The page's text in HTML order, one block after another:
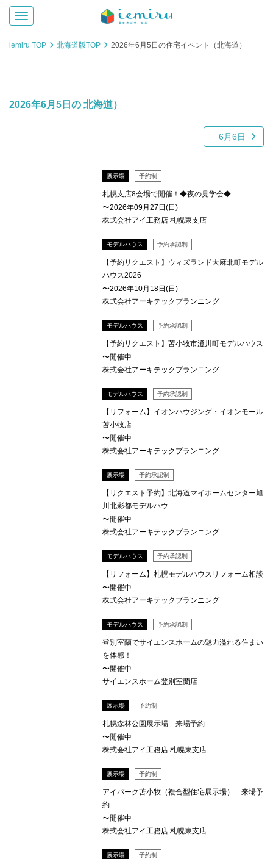
Toggle navigation
iemiru TOP 北海道版TOP 2026年6月5日の住宅イベント（北海道）
2026年6月5日の 北海道）
6月6日
展示場 予約制
札幌支店8会場で開催！◆夜の見学会◆
〜2026年09月27日(日)
株式会社アイ工務店 札幌東支店
モデルハウス 予約承認制
【予約リクエスト】ウィズランド大麻北町モデル
ハウス2026
〜2026年10月18日(日)
株式会社アーキテックプランニング
モデルハウス 予約承認制
【予約リクエスト】苫小牧市澄川町モデルハウス
〜開催中
株式会社アーキテックプランニング
モデルハウス 予約承認制
【リフォーム】イオンハウジング・イオンモール
苫小牧店
〜開催中
株式会社アーキテックプランニング
展示場 予約承認制
【リクエスト予約】北海道マイホームセンター旭
川北彩都モデルハウ...
〜開催中
株式会社アーキテックプランニング
モデルハウス 予約承認制
【リフォーム】札幌モデルハウスリフォーム相談
〜開催中
株式会社アーキテックプランニング
モデルハウス 予約承認制
登別室蘭でサイエンスホームの魅力溢れる住まい
を体感！
〜開催中
サイエンスホーム登別室蘭店
展示場 予約制
札幌森林公園展示場 来場予約
〜開催中
株式会社アイ工務店 札幌東支店
展示場 予約制
アイパーク苫小牧（複合型住宅展示場） 来場予
約
〜開催中
株式会社アイ工務店 札幌東支店
展示場 予約制